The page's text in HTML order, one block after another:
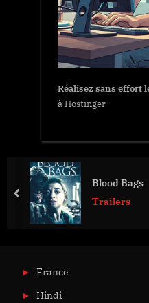
Réalisez sans effort
à Hostinger
Blood Bags
Trailers
prev
France
Hindi